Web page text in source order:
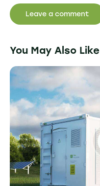
You May Also Like